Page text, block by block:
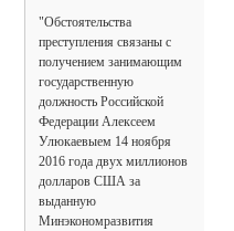
"Обстоятельства
преступления связаны с
получением занимающим
государственную
должность Российской
Федерации Алексеем
Улюкаевыем 14 ноября
2016 года двух миллионов
долларов США за
выданную
Минэкономразвития